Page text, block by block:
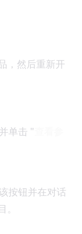
，然后重新开
单击 "
按钮并在对话